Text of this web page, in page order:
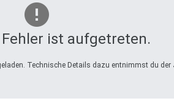
Fehler ist aufgetreten.
Technische Details dazu entnimmst du der